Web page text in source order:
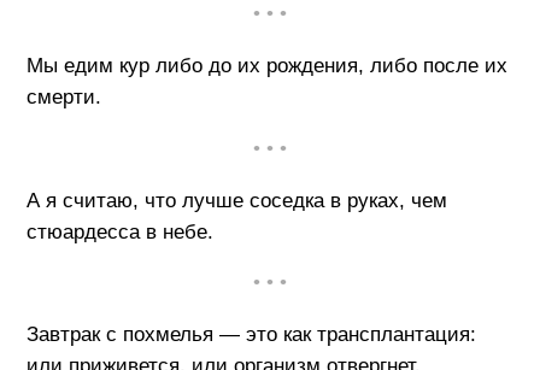
• • •
Мы едим кур либо до их рождения, либо после их
смерти.
• • •
А я считаю, что лучше соседка в руках, чем
стюардесса в небе.
• • •
Завтрак с похмелья — это как трансплантация: